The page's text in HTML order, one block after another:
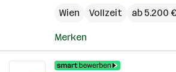
Wien
Vollzeit ab 5.200
Merken